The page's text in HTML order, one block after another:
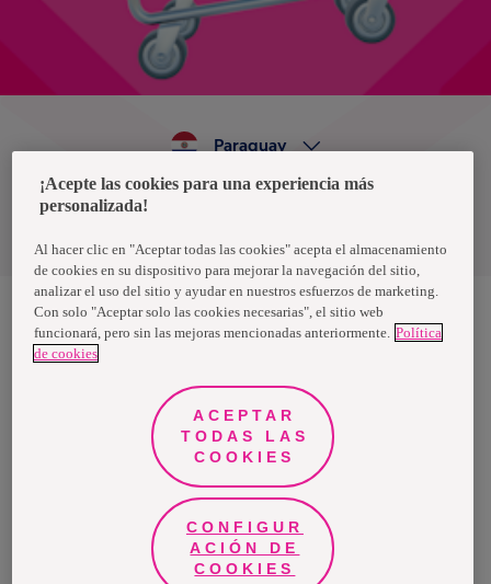
Política de privacidad de datos
Paraguay
Nosotras, una marca de Essity - una compañía global líder en
higiene y salud. Cada día, mil millones de personas, en todo el
propósito es romper barreras por el bienestar en beneficio de
consumidores, pacientes, cuidadores, clientes y la sociedad en
general. Vendemos en aproximadamente 150 países bajo las
principales marcas globales TENA y Tork, así como otras marcas
como Actimove, Cutimed, JOBST, Knix, Leukoplast, Libero, Libresse,
Lotus, Modibodi, Nosotras, Saba, Tempo, TOM Organic y Zewa. En
2024, Essity tuvo ventas de aproximadamente 13 mil millones de
euros y empleó a 36,000 personas. La sede de la compañía está
ubicada en Estocolmo, Suecia, y Essity cotiza en Nasdaq Estocolmo.
Más información enwww.essity.com.
¡Acepte las cookies para una experiencia más
personalizada!
Al hacer clic en "Aceptar todas las cookies" acepta el almacenamiento
de cookies en su dispositivo para mejorar la navegación del sitio,
analizar el uso del sitio y ayudar en nuestros esfuerzos de marketing.
Con solo "Aceptar solo las cookies necesarias", el sitio web
funcionará, pero sin las mejoras mencionadas anteriormente. Política
de cookies
ACEPTAR
TODAS LAS
COOKIES
CONFIGUR
ACIÓN DE
COOKIES